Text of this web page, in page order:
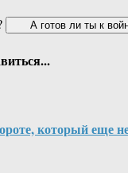
который еще